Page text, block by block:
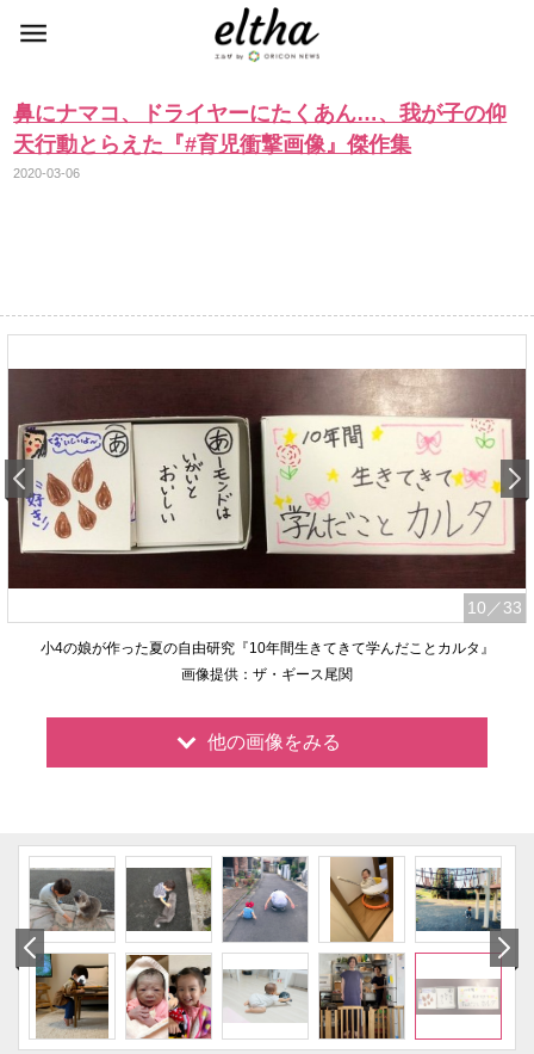
鼻にナマコ、ドライヤーにたくあん…、我が子の仰
天行動とらえた『#育児衝撃画像』傑作集
2020-03-06
10 ／33
小4の娘が作った夏の自由研究『10年間生きてきて学んだことカルタ』
画像提供：ザ・ギース尾関
他の画像をみる